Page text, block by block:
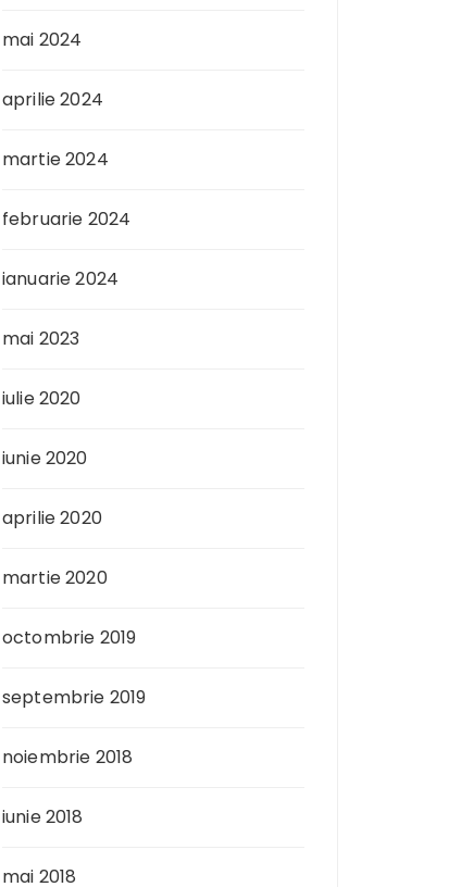
mai 2024
aprilie 2024
martie 2024
februarie 2024
ianuarie 2024
mai 2023
iulie 2020
iunie 2020
aprilie 2020
martie 2020
octombrie 2019
septembrie 2019
noiembrie 2018
iunie 2018
mai 2018